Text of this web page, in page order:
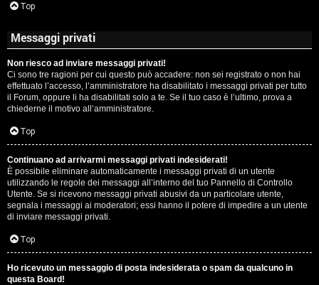
Top
Messaggi privati
Non riesco ad inviare messaggi privati!
Ci sono tre ragioni per cui questo può accadere: non sei registrato o non hai
effettuato l’accesso, l’amministratore ha disabilitato i messaggi privati per tutto
il Forum, oppure li ha disabilitati solo a te. Se il tuo caso è l’ultimo, prova a
chiederne il motivo all’amministratore.
Top
Continuano ad arrivarmi messaggi privati indesiderati!
È possibile eliminare automaticamente i messaggi privati ​​di un utente
utilizzando le regole dei messaggi all’interno del tuo Pannello di Controllo
Utente. Se si ricevono messaggi privati ​​abusivi da un particolare utente,
segnala i messaggi ai moderatori; essi hanno il potere di impedire a un utente
di inviare messaggi privati​​.
Top
Ho ricevuto un messaggio di posta indesiderata o spam da qualcuno in
questa Board!